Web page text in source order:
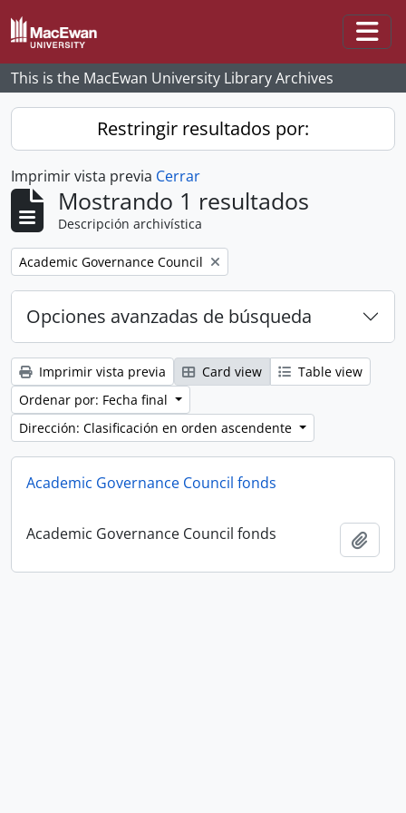
Skip to main content
This is the MacEwan University Library Archives
Restringir resultados por:
Imprimir vista previa Cerrar
Mostrando 1 resultados
Descripción archivística
Remove filter:
Academic Governance Council
Opciones avanzadas de búsqueda
Imprimir vista previa Card view
Table view
Ordenar por: Fecha final
Dirección: Clasificación en orden ascendente
Academic Governance Council fonds
Academic Governance Council fonds